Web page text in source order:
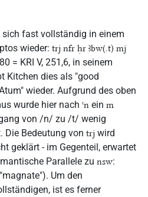
sich fast vollständig in einem
wieder: trj nfr ḥr ꜣbw(.t) mj
= KRI V, 251,6, in seinem
Kitchen dies als "good
wieder. Aufgrund des oben
wurde hier nach ꜥn ein m
von /n/ zu /t/ wenig
Die Bedeutung von trj wird
geklärt - im Gegenteil, erwartet
Parallele zu nsw:
Um den
ist es ferner